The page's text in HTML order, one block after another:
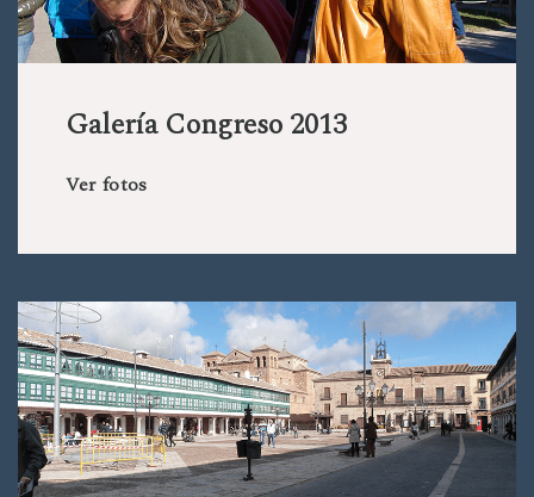
Galería Congreso 2013
Ver fotos